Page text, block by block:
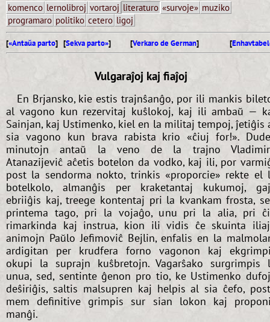
komenco lernolibroj vortaroj literaturo «survoje» muziko
programaro politiko cetero ligoj
[«Antaŭa parto] [Sekva parto»] [Verkaro de German] [
Vulgaraĵoj kaj fiaĵoj
En Brjansko, kie estis trajnŝanĝo, por ili mankis
al vagono kun rezervitaj kuŝlokoj, kaj ili ambaŭ —
Sainjan, kaj Ustimenko, kiel en la militaj tempoj, ĵetiĝis
sia vagono kun brava rabista krio «ĉiuj for!».
minutojn antaŭ la veno de la trajno
Atanazijeviĉ aĉetis botelon da vodko, kaj ili, por
post la sendorma nokto, trinkis «proporcie» rekte el
botelkolo, almanĝis per kraketantaj kukumoj,
ebriiĝis kaj, treege kontentaj pri la kvankam frosta,
printema tago, pri la vojaĝo, unu pri la alia, pri
rimarkinda kaj instrua, kion ili vidis ĉe skuinta
animojn Paŭlo Jefimoviĉ Bejlin, enfalis en la
ardigitan per krudfera forno vagonon kaj
okupi la suprajn kuŝbretojn. Vagarŝako surgrimpis
unua, sed, sentinte ĝenon pro tio, ke Ustimenko
deŝiriĝis, saltis malsupren kaj helpis al sia ĉefo,
mem definitive grimpis sur sian lokon kaj
manĝi.